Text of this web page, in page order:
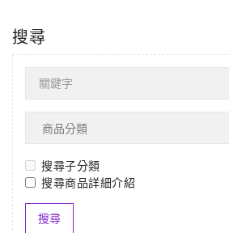
搜尋
搜尋子分類
搜尋商品詳細介紹